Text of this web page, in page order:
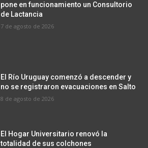
pone en funcionamiento un Consultorio
de Lactancia
7 de agosto de 2026
El Río Uruguay comenzó a descender y
no se registraron evacuaciones en Salto
8 de agosto de 2026
El Hogar Universitario renovó la
totalidad de sus colchones